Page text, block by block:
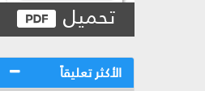
تحميل
الأكثر تعليقاً